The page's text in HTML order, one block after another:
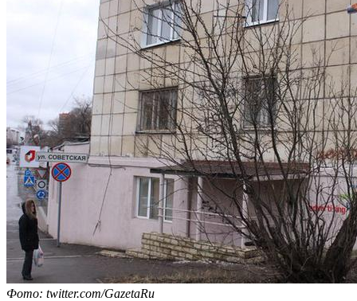
Фото: twitter.com/GazetaRu